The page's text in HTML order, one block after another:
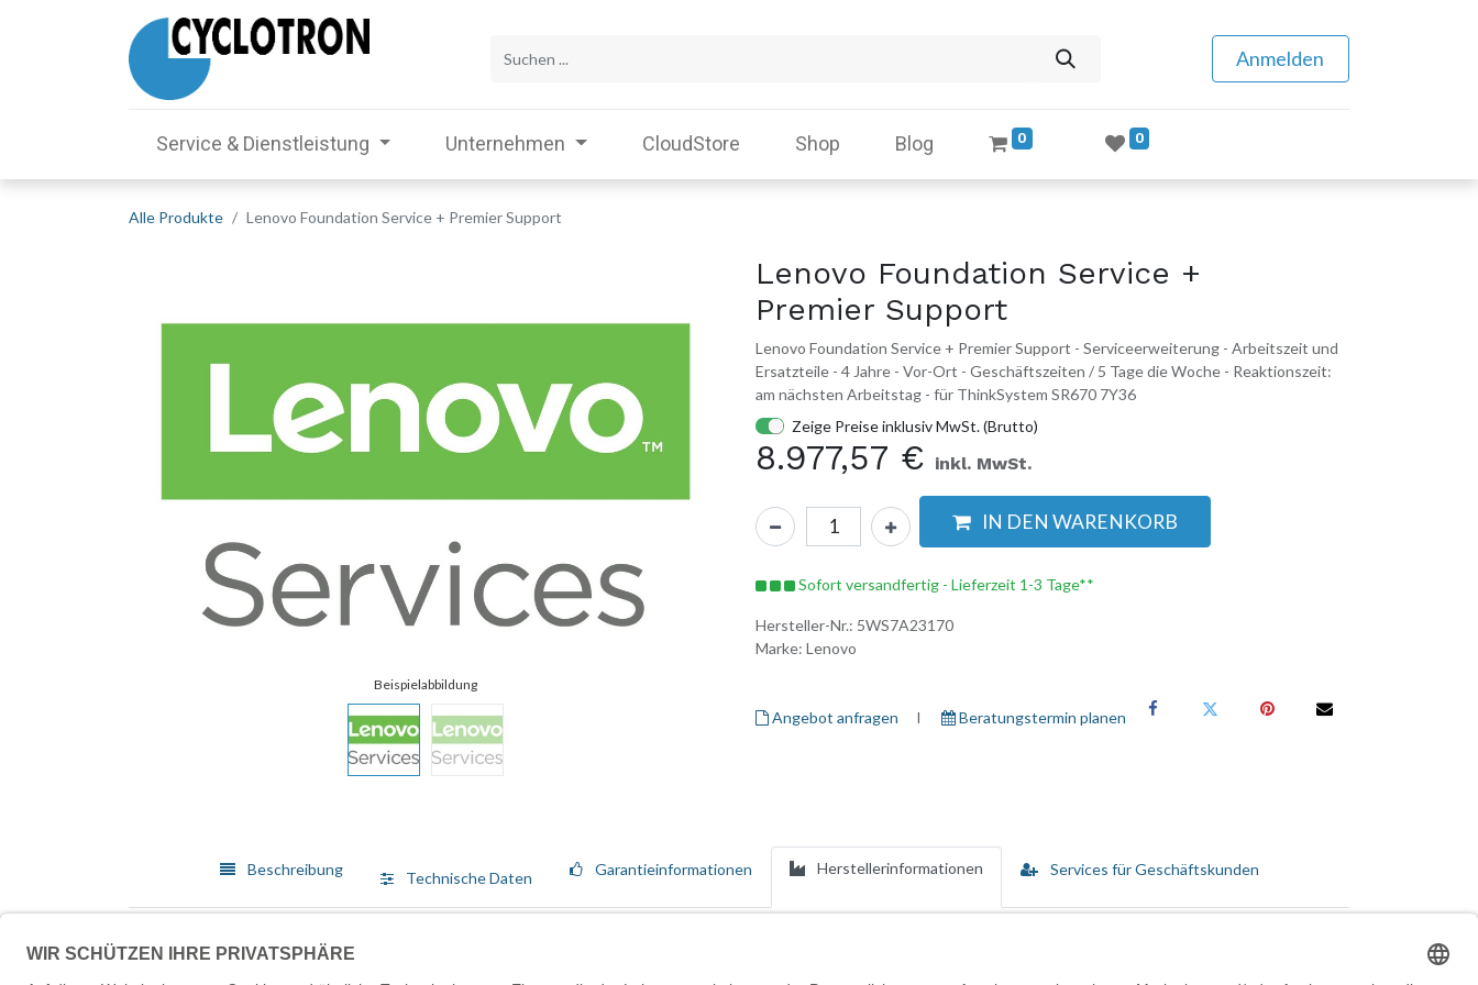
Anmelden
Service & Dienstleistung Unternehmen CloudStore Shop Blog 0 0
Alle Produkte Lenovo Foundation Service + Premier Support
Lenovo Foundation Service +
Premier Support
Lenovo Foundation Service + Premier Support - Serviceerweiterung - Arbeitszeit und
Ersatzteile - 4 Jahre - Vor-Ort - Geschäftszeiten / 5 Tage die Woche - Reaktionszeit:
am nächsten Arbeitstag - für ThinkSystem SR670 7Y36
Zeige Preise inklusiv MwSt. (Brutto)
8.977,57 € inkl. MwSt.
IN DEN WARENKORB
Sofort versandfertig - Lieferzeit 1-3 Tage**
Hersteller-Nr.: 5WS7A23170
Marke: Lenovo
Angebot anfragen I ​ Beratungstermin planen
Beschreibung Technische Daten Garantieinformationen Herstellerinformationen Services für Geschäftskunden